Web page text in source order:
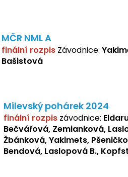
MČR NML A
finální rozpis Závodnice:
Bašistová
Milevský pohárek 2024
finální rozpis závodnice:
Bečvářová,Zemianková,
Žbánková, Yakimets,
Bendová, Laslopová B.,